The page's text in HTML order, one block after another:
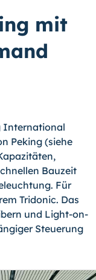
mit
International
Peking (siehe
Bauzeit
Für
Tridonic. Das
und Light-on-
Steuerung